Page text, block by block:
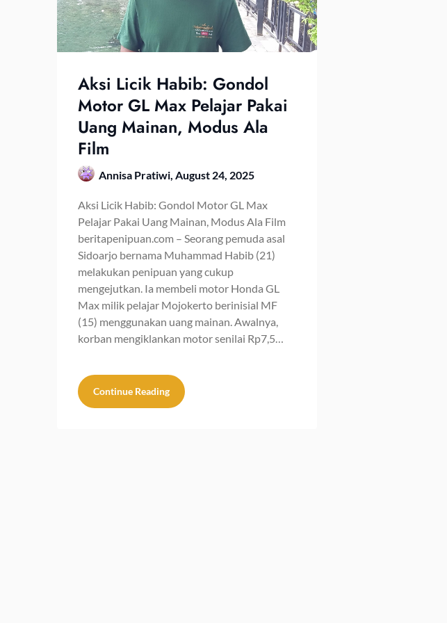
Aksi Licik Habib: Gondol
Motor GL Max Pelajar Pakai
Uang Mainan, Modus Ala
Film
Annisa Pratiwi, August 24, 2025
Aksi Licik Habib: Gondol Motor GL Max
Pelajar Pakai Uang Mainan, Modus Ala Film
beritapenipuan.com – Seorang pemuda asal
Sidoarjo bernama Muhammad Habib (21)
melakukan penipuan yang cukup
mengejutkan. Ia membeli motor Honda GL
Max milik pelajar Mojokerto berinisial MF
(15) menggunakan uang mainan. Awalnya,
korban mengiklankan motor senilai Rp7,5…
Continue Reading